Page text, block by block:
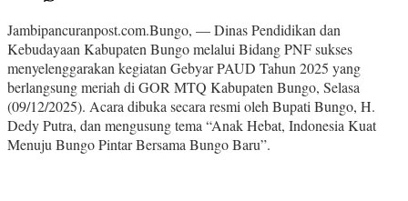
Jambipancuranpost.com.Bungo, — Dinas Pendidikan dan
Kebudayaan Kabupaten Bungo melalui Bidang PNF sukses
menyelenggarakan kegiatan Gebyar PAUD Tahun 2025 yang
berlangsung meriah di GOR MTQ Kabupaten Bungo, Selasa
(09/12/2025). Acara dibuka secara resmi oleh Bupati Bungo, H.
Dedy Putra, dan mengusung tema “Anak Hebat, Indonesia Kuat
Menuju Bungo Pintar Bersama Bungo Baru”.